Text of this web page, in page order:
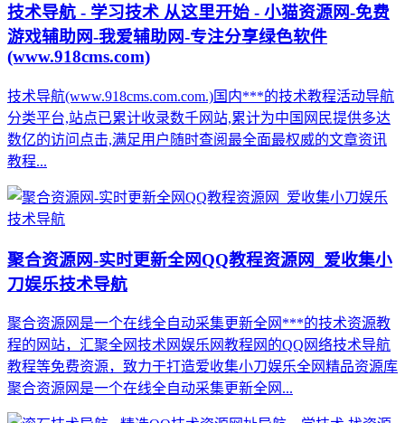
技术导航 - 学习技术 从这里开始 - 小猫资源网-免费
游戏辅助网-我爱辅助网-专注分享绿色软件
(www.918cms.com)
技术导航(www.918cms.com.com.)国内***的技术教程活动导航
分类平台,站点已累计收录数千网站,累计为中国网民提供多达
数亿的访问点击,满足用户随时查阅最全面最权威的文章资讯
教程...
聚合资源网-实时更新全网QQ教程资源网_爱收集小
刀娱乐技术导航
聚合资源网是一个在线全自动采集更新全网***的技术资源教
程的网站，汇聚全网技术网娱乐网教程网的QQ网络技术导航
教程等免费资源，致力于打造爱收集小刀娱乐全网精品资源库
聚合资源网是一个在线全自动采集更新全网...